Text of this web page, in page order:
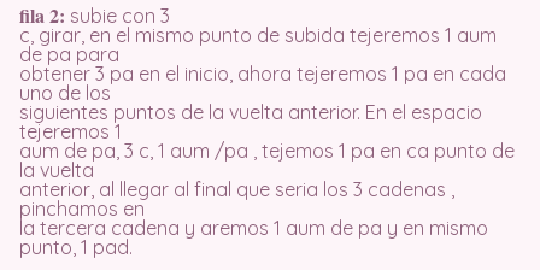
fila 2: subie con 3
c, girar, en el mismo punto de subida tejeremos 1 aum
de pa para
obtener 3 pa en el inicio, ahora tejeremos 1 pa en cada
uno de los
siguientes puntos de la vuelta anterior. En el espacio
tejeremos 1
aum de pa, 3 c, 1 aum /pa , tejemos 1 pa en ca punto de
la vuelta
anterior, al llegar al final que seria los 3 cadenas ,
pinchamos en
la tercera cadena y aremos 1 aum de pa y en mismo
punto, 1 pad.